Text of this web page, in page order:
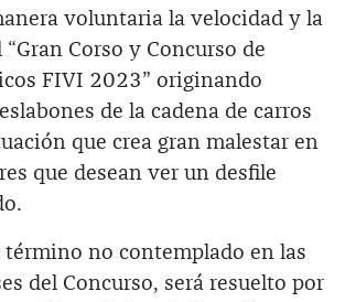
voluntaria la velocidad y la
Corso y Concurso de
FIVI 2023” originando
de la cadena de carros
que crea gran malestar en
que desean ver un desfile
término no contemplado en las
del Concurso, será resuelto por